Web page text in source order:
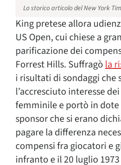
Lo storico articolo del New York
King pretese allora
US Open, cui chiese a
parificazione dei
Forrest Hills. Suffragòla
i risultati di sondaggi che
l’accresciuto interesse
femminile e portò in dote
sponsor che si erano
pagare la differenza
compensi fra giocatori e
infranto e il 20 luglio